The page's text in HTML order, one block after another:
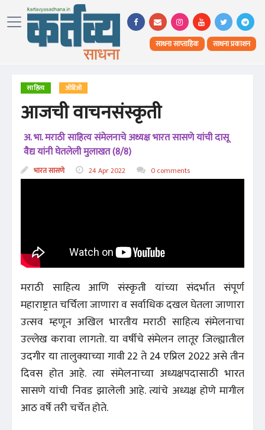
साधना साप्ताहिक साधना प्रकाशन
साहित्य ऑडिओ
आजची वाचनसंस्कृती
अ. भा. मराठी साहित्य संमेलनाचे अध्यक्ष भारत सासणे यांची दासू
वैद्य यांनी घेतलेली मुलाखत (8/8)
भारत सासणे 24 Apr 2022 0 comments
मराठी साहित्य आणि संस्कृती यांच्या संदर्भात संपूर्ण
महाराष्ट्रात चर्चिला जाणारा व सर्वाधिक दखल घेतला जाणारा
उत्सव म्हणून अखिल भारतीय मराठी साहित्य संमेलनाचा
उल्लेख करावा लागतो. या वर्षीचे संमेलन लातूर जिल्ह्यातील
उदगीर या तालुक्याच्या गावी 22 ते 24 एप्रिल 2022 असे तीन
दिवस होत आहे. त्या संमेलनाच्या अध्यक्षपदासाठी भारत
सासणे यांची निवड झालेली आहे. त्यांचे अध्यक्ष होणे मागील
आठ वर्षे तरी चर्चेत होते.